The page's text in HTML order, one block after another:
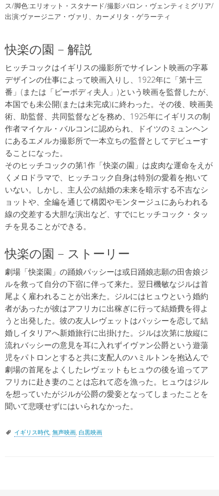
ス/脚色:エリオット・スタナード/撮影:バロン・ヴェンティミグリア/
出演:ヴァージニア・ヴァリ、カーメリタ・ゲラーティ
快楽の園 – 解説
ヒッチコックはイギリスの撮影所でサイレント映画の字幕
デザインの仕事によって映画入りし、1922年に「第十三
番」(または「ピーボディ夫人」)という映画を監督したが、
本国でも未公開(または未完成)に終わった。その後、映画美
術、助監督、共同監督などを務め、1925年にイギリスの制
作者マイケル・バルコンに認められ、ドイツのミュンヘン
にあるエメルカ撮影所で一本立ちの監督としてデビューす
ることになった。
そのヒッチコックの第1作「快楽の園」は皮肉な運命をえが
くメロドラマで、ヒッチコック自身は特別の愛着を抱いて
いない。しかし、主人公の結婚の未来を暗示する不吉なシ
ョットや、全編を通じて構図やモンタージュにあらわれる
線の交差する大胆な演出など、すでにヒッチコック・タッ
チを見ることができる。
快楽の園 – ストーリー
劇場「快楽園」の踊娘パッシーは或日踊娘志願の田舎娘ジ
ルを救って自分の下宿に伴って来た。翌日機敏なジルは首
尾よく雇われることが出来た。ジルにはヒュウという婚約
者があったが彼はアフリカに出稼ぎに行って結婚費を得よ
うと出発した。彼の友人レヴェットはパッシーを恋して結
婚しイタリアへ新婚旅行に出掛けた。ジルは次第に放縦に
流れバッシーの意見を耳に入れずイヴァン公爵という遊蕩
児をパトロンとすると共に支配人のハミルトンを抱込んで
劇場の首尾をよくしたレヴェットもヒュウの後を追ってア
フリカに赴き妻のことは忘れて恋を漁った。ヒュウはジル
を想っていたがジルが公爵の愛妾となってしまったことを
聞いて悲嘆せずにはいられなかった。
イギリス時代, 無声映画, 白黒映画